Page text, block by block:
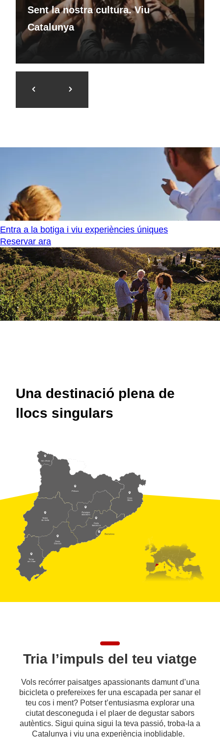
Sent la nostra cultura. Viu
Catalunya
Entra a la botiga i viu experiències úniques
Reservar ara
Una destinació plena de
llocs singulars
Tria l’impuls del teu viatge
Vols recórrer paisatges apassionants damunt d’una
bicicleta o prefereixes fer una escapada per sanar el
teu cos i ment? Potser t’entusiasma explorar una
ciutat desconeguda i el plaer de degustar sabors
autèntics. Sigui quina sigui la teva passió, troba-la a
Catalunya i viu una experiència inoblidable.